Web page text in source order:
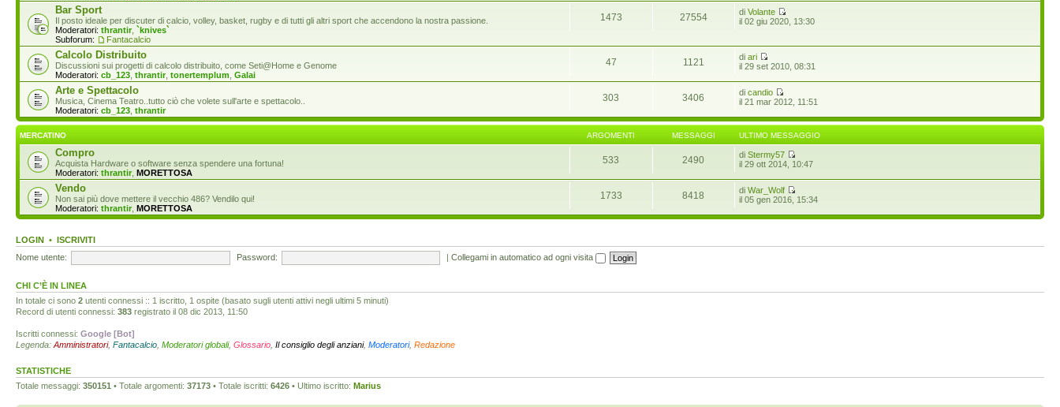
Bar Sport
Il posto ideale per discuter di calcio, volley, basket, rugby e di tutti gli altri sport che accendono la nostra passione.
Moderatori: thrantir, `knives`
Subforum:
Fantacalcio
1473 27554 diVolante
il 02 giu 2020, 13:30
Calcolo Distribuito
Discussioni sui progetti di calcolo distribuito, come Seti@Home e Genome
Moderatori: cb_123 thrantir, tonertemplum Galai
47 1121 diari
il 29 set 2010, 08:31
Arte e Spettacolo
Musica, Cinema Teatro..tutto ciò che volete sull'arte e spettacolo..
Moderatori: cb_123 thrantir
303 3406 dicandio
il 21 mar 2012, 11:51
MERCATINO ARGOMENTI MESSAGGI ULTIMO MESSAGGIO
Compro
Acquista Hardware o software senza spendere una fortuna!
Moderatori: thrantir MORETTOSA
533 2490 diStermy57
il 29 ott 2014, 10:47
Vendo
Non sai più dove mettere il vecchio 486? Vendilo qui!
Moderatori: thrantir, MORETTOSA
1733 8418 diWar_Wolf
il 05 gen 2016, 15:34
LOGIN • ISCRIVITI
Nome utente:
Password: |Collegami in automatico ad ogni visita
CHI C’È IN LINEA
In totale ci sono 2 utenti connessi :: 1 iscritto, 1 ospite (basato sugli utenti attivi negli ultimi 5 minuti)
Record di utenti connessi: 383 registrato il 08 dic 2013, 11:50
Iscritti connessi: Google [Bot]
Legenda: Amministratori, Fantacalcio Moderatori globali, Glossario Il consiglio degli anziani, Moderatori, Redazione
STATISTICHE
Totale messaggi: 350151 • Totale argomenti: 37173 • Totale iscritti: 6426 • Ultimo iscritto: Marius